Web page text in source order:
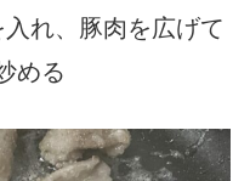
れ、豚肉を広げて
める